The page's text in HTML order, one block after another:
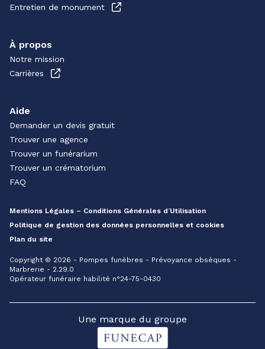
Entretien de monument
À propos
Notre mission
Carrières
Aide
Demander un devis gratuit
Trouver une agence
Trouver un funérarium
Trouver un crématorium
FAQ
Mentions Légales – Conditions Générales d’Utilisation
Politique de gestion des données personnelles et cookies
Plan du site
Copyright © 2026 - Pompes funèbres - Prévoyance obsèques -
Marbrerie - 2.29.0
Opérateur funéraire habilité n°24-75-0430
Une marque du groupe